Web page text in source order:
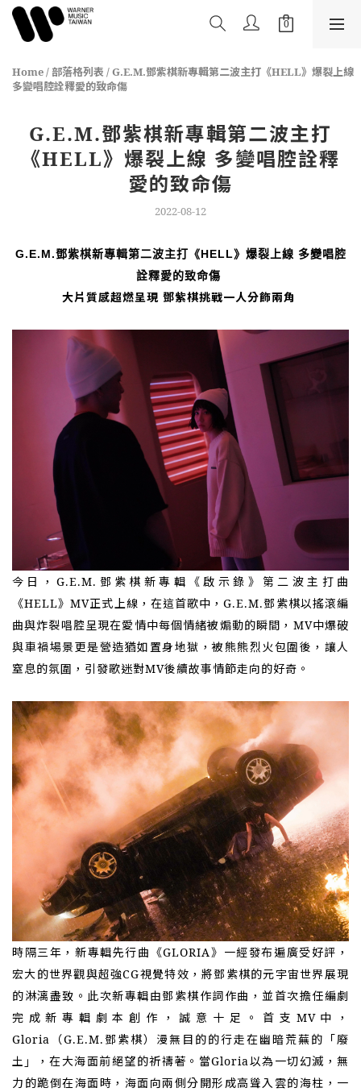
Home/ 部落格列表 /G.E.M.鄧紫棋新專輯第二波主打《HELL》爆裂上線
多變唱腔詮釋愛的致命傷
G.E.M.鄧紫棋新專輯第二波主打
《HELL》爆裂上線 多變唱腔詮釋
愛的致命傷
2022-08-12
G.E.M.鄧紫棋新專輯第二波主打《HELL》爆裂上線 多變唱腔
詮釋愛的致命傷
大片質感超燃呈現 鄧紫棋挑戰一人分飾兩角
今日，G.E.M.鄧紫棋新專輯《啟示錄》第二波主打曲
《HELL》MV正式上線，在這首歌中，G.E.M.鄧紫棋以搖滾編
曲與炸裂唱腔呈現在愛情中每個情緒被煽動的瞬間 ， MV中爆破
與車禍場景更是營造猶如置身地獄，被熊熊烈火包圍後，讓人
窒息的氛圍，引發歌迷對MV後續故事情節走向的好奇。
時隔三年，新專輯先行曲《GLORIA》一經發布遍廣受好評，
宏大的世界觀與超強CG視覺特效，將鄧紫棋的元宇宙世界展現
的淋漓盡致。此次新專輯由鄧紫棋作詞作曲，並首次擔任編劇
完成新專輯劇本創作，誠意十足。 首支 MV中，
Gloria（G.E.M.鄧紫棋）漫無目的的行走在幽暗荒蕪的 「廢
土 」
，在大海面前絕望的祈禱著。當Gloria以為一切幻滅，無
力的跪倒在海面時，海面向兩側分開形成高聳入雲的海柱，一